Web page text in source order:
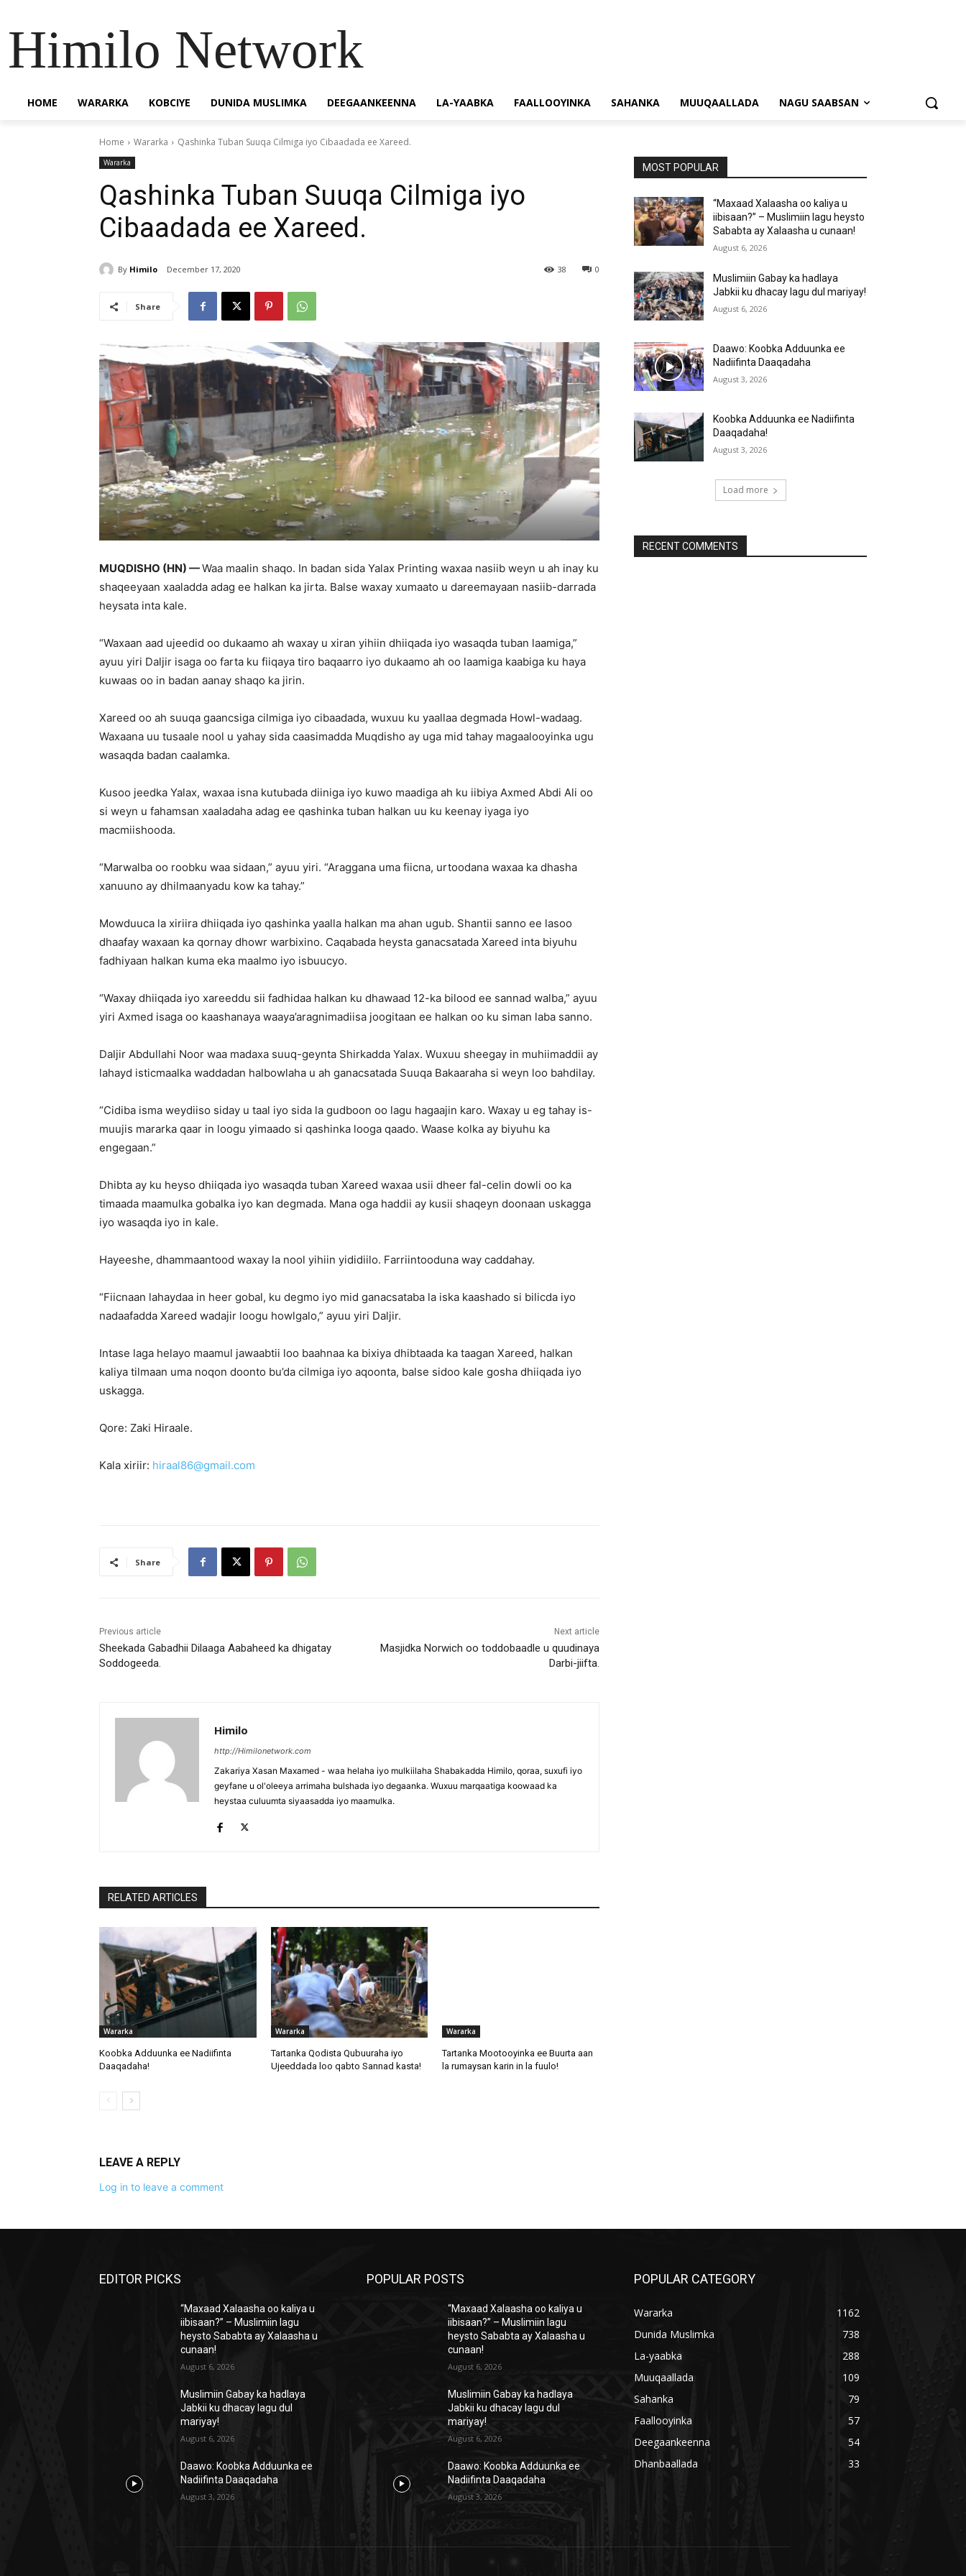
Himilo Network
HOME WARARKA KOBCIYE DUNIDA MUSLIMKA DEEGAANKEENNA LA-YAABKA FAALLOOYINKA SAHANKA MUUQAALLADA NAGU SAABSAN
Home Wararka Qashinka Tuban Suuqa Cilmiga iyo Cibaadada ee Xareed.
Wararka
Qashinka Tuban Suuqa Cilmiga iyo
Cibaadada ee Xareed.
By Himilo December 17, 2020 0
38
Share
MUQDISHO (HN) —Waa maalin shaqo. In badan sida Yalax Printing waxaa nasiib weyn u ah inay ku
shaqeeyaan xaaladda adag ee halkan ka jirta. Balse waxay xumaato u dareemayaan nasiib-darrada
heysata inta kale.
“Waxaan aad ujeedid oo dukaamo ah waxay u xiran yihiin dhiiqada iyo wasaqda tuban laamiga,”
ayuu yiri Daljir isaga oo farta ku fiiqaya tiro baqaarro iyo dukaamo ah oo laamiga kaabiga ku haya
kuwaas oo in badan aanay shaqo ka jirin.
Xareed oo ah suuqa gaancsiga cilmiga iyo cibaadada, wuxuu ku yaallaa degmada Howl-wadaag.
Waxaana uu tusaale nool u yahay sida caasimadda Muqdisho ay uga mid tahay magaalooyinka ugu
wasaqda badan caalamka.
Kusoo jeedka Yalax, waxaa isna kutubada diiniga iyo kuwo maadiga ah ku iibiya Axmed Abdi Ali oo
si weyn u fahamsan xaaladaha adag ee qashinka tuban halkan uu ku keenay iyaga iyo
macmiishooda.
“Marwalba oo roobku waa sidaan,” ayuu yiri. “Araggana uma fiicna, urtoodana waxaa ka dhasha
xanuuno ay dhilmaanyadu kow ka tahay.”
Mowduuca la xiriira dhiiqada iyo qashinka yaalla halkan ma ahan ugub. Shantii sanno ee lasoo
dhaafay waxaan ka qornay dhowr warbixino. Caqabada heysta ganacsatada Xareed inta biyuhu
fadhiyaan halkan kuma eka maalmo iyo isbuucyo.
“Waxay dhiiqada iyo xareeddu sii fadhidaa halkan ku dhawaad 12-ka bilood ee sannad walba,” ayuu
yiri Axmed isaga oo kaashanaya waaya’aragnimadiisa joogitaan ee halkan oo ku siman laba sanno.
Daljir Abdullahi Noor waa madaxa suuq-geynta Shirkadda Yalax. Wuxuu sheegay in muhiimaddii ay
lahayd isticmaalka waddadan halbowlaha u ah ganacsatada Suuqa Bakaaraha si weyn loo bahdilay.
“Cidiba isma weydiiso siday u taal iyo sida la gudboon oo lagu hagaajin karo. Waxay u eg tahay is-
muujis mararka qaar in loogu yimaado si qashinka looga qaado. Waase kolka ay biyuhu ka
engegaan.”
Dhibta ay ku heyso dhiiqada iyo wasaqda tuban Xareed waxaa usii dheer fal-celin dowli oo ka
timaada maamulka gobalka iyo kan degmada. Mana oga haddii ay kusii shaqeyn doonaan uskagga
iyo wasaqda iyo in kale.
Hayeeshe, dhammaantood waxay la nool yihiin yididiilo. Farriintooduna way caddahay.
“Fiicnaan lahaydaa in heer gobal, ku degmo iyo mid ganacsataba la iska kaashado si bilicda iyo
nadaafadda Xareed wadajir loogu howlgalo,” ayuu yiri Daljir.
Intase laga helayo maamul jawaabtii loo baahnaa ka bixiya dhibtaada ka taagan Xareed, halkan
kaliya tilmaan uma noqon doonto bu’da cilmiga iyo aqoonta, balse sidoo kale gosha dhiiqada iyo
uskagga.
Qore: Zaki Hiraale.
Kala xiriir: hiraal86@gmail.com
Share
Previous article
Sheekada Gabadhii Dilaaga Aabaheed ka dhigatay
Soddogeeda.
Next article
Masjidka Norwich oo toddobaadle u quudinaya
Darbi-jiifta.
Himilo
http://Himilonetwork.com
Zakariya Xasan Maxamed - waa helaha iyo mulkiilaha Shabakadda Himilo, qoraa, suxufi iyo
geyfane u ol'oleeya arrimaha bulshada iyo degaanka. Wuxuu marqaatiga koowaad ka
heystaa culuumta siyaasadda iyo maamulka.
RELATED ARTICLES
Wararka
Koobka Adduunka ee Nadiifinta
Daaqadaha!
Wararka
Tartanka Qodista Qubuuraha iyo
Ujeeddada loo qabto Sannad kasta!
Wararka
Tartanka Mootooyinka ee Buurta aan
la rumaysan karin in la fuulo!
LEAVE A REPLY
Log in to leave a comment
MOST POPULAR
“Maxaad Xalaasha oo kaliya u
iibisaan?” – Muslimiin lagu heysto
Sababta ay Xalaasha u cunaan!
August 6, 2026
Muslimiin Gabay ka hadlaya
Jabkii ku dhacay lagu dul mariyay!
August 6, 2026
Daawo: Koobka Adduunka ee
Nadiifinta Daaqadaha
August 3, 2026
Koobka Adduunka ee Nadiifinta
Daaqadaha!
August 3, 2026
Load more
RECENT COMMENTS
EDITOR PICKS
“Maxaad Xalaasha oo kaliya u
iibisaan?” – Muslimiin lagu
heysto Sababta ay Xalaasha u
cunaan!
August 6, 2026
Muslimiin Gabay ka hadlaya
Jabkii ku dhacay lagu dul
mariyay!
August 6, 2026
Daawo: Koobka Adduunka ee
Nadiifinta Daaqadaha
August 3, 2026
POPULAR POSTS
“Maxaad Xalaasha oo kaliya u
iibisaan?” – Muslimiin lagu
heysto Sababta ay Xalaasha u
cunaan!
August 6, 2026
Muslimiin Gabay ka hadlaya
Jabkii ku dhacay lagu dul
mariyay!
August 6, 2026
Daawo: Koobka Adduunka ee
Nadiifinta Daaqadaha
August 3, 2026
POPULAR CATEGORY
Wararka
1162
Dunida Muslimka
738
La-yaabka
288
Muuqaallada
109
Sahanka
79
Faallooyinka
57
Deegaankeenna
54
Dhanbaallada
33